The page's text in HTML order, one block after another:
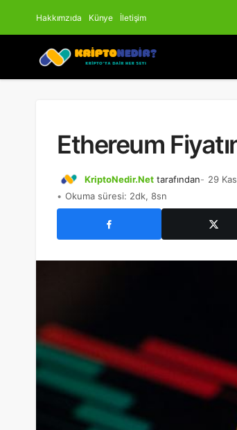
Hakkımzıda Künye İletişim
Ethereum
KriptoNedir.Net tarafından 29
Okuma süresi: 2dk, 8sn